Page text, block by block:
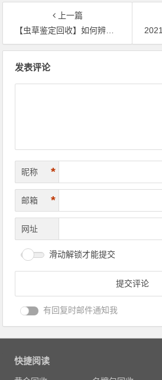
上一篇
【虫草鉴定回收】如何辨别真假冬虫夏草
2021年
发表评论
昵称 *
邮箱 *
网址
滑动解锁才能提交
有回复时邮件通知我
快捷阅读